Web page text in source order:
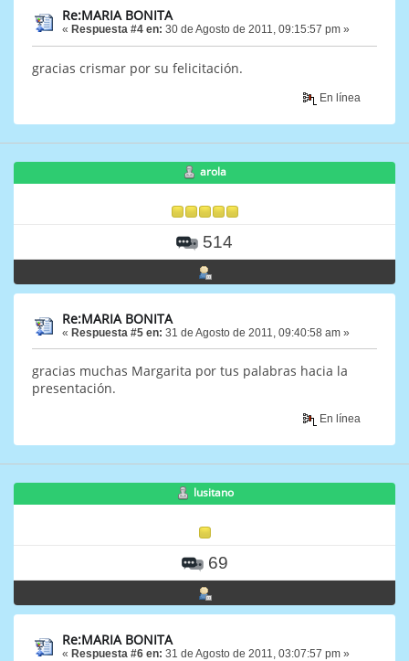
Re:MARIA BONITA
« Respuesta #4 en: 30 de Agosto de 2011, 09:15:57 pm »
gracias crismar por su felicitación.
En línea
arola
514
Re:MARIA BONITA
« Respuesta #5 en: 31 de Agosto de 2011, 09:40:58 am »
gracias muchas Margarita por tus palabras hacia la
presentación.
En línea
lusitano
69
Re:MARIA BONITA
« Respuesta #6 en: 31 de Agosto de 2011, 03:07:57 pm »